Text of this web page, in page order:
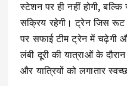
स्टेशन पर ही नहीं होगी, बल्कि
सक्रिय रहेगी। ट्रेन जिस रूट
पर सफाई टीम ट्रेन में चढ़ेगी
लंबी दूरी की यात्राओं के
और यात्रियों को लगातार